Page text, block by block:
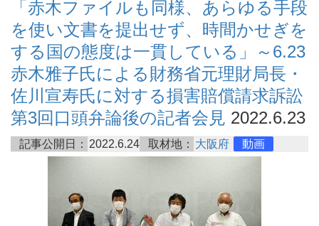
「赤木ファイルも同様、あらゆる手段
を使い文書を提出せず、時間かせぎを
する国の態度は一貫している」～6.23
赤木雅子氏による財務省元理財局長・
佐川宣寿氏に対する損害賠償請求訴訟
第3回口頭弁論後の記者会見 2022.6.23
記事公開日： 2022.6.24 取材地： 大阪府 動画